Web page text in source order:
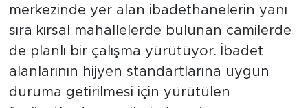
merkezinde yer alan ibadethanelerin yanı
sıra kırsal mahallelerde bulunan camilerde
de planlı bir çalışma yürütüyor. İbadet
alanlarının hijyen standartlarına uygun
duruma getirilmesi için yürütülen